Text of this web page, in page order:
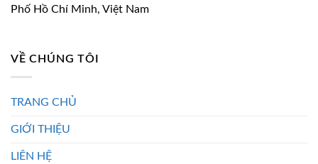
Phố Hồ Chí Minh, Việt Nam
VỀ CHÚNG TÔI
TRANG CHỦ
GIỚI THIỆU
LIÊN HỆ